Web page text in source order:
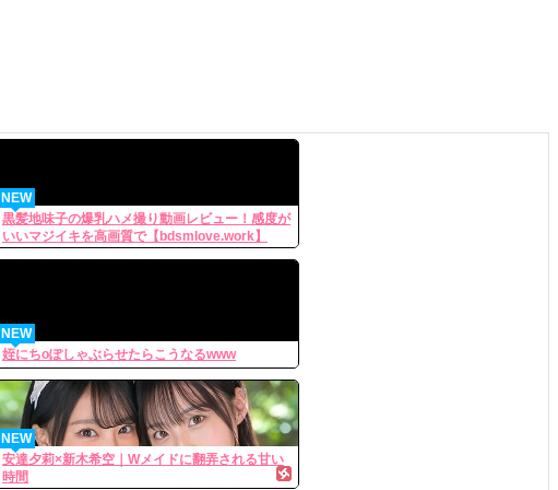
黒髪地味子の爆乳ハメ撮り動画レビュー！感度が
いいマジイキを高画質で【bdsmlove.work】
NEW
姪にちoぽしゃぶらせたらこうなるwww
NEW
安達夕莉×新木希空｜Wメイドに翻弄される甘い
時間
NEW